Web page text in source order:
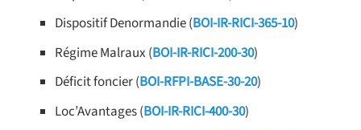
Dispositif Denormandie (BOI-IR-RICI-365-10)
Régime Malraux (BOI-IR-RICI-200-30)
Déficit foncier (BOI-RFPI-BASE-30-20)
Loc’Avantages (BOI-IR-RICI-400-30)